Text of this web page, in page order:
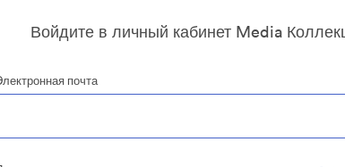
Войдите в личный кабинет Media
почта